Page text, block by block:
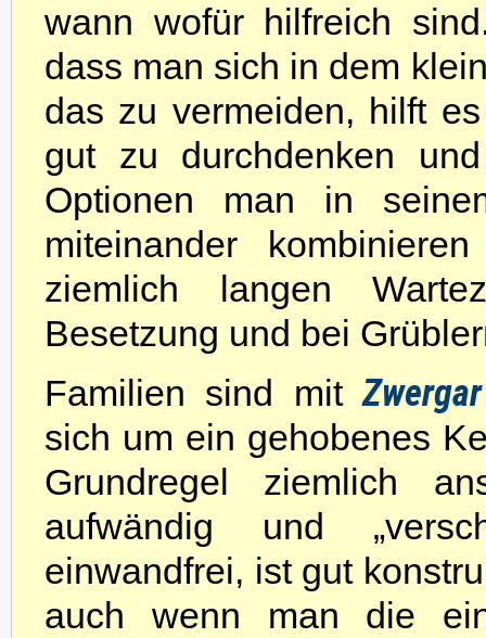
wann wofür hilfreich
dass man sich in dem
das zu vermeiden, hilft
gut zu durchdenken
Optionen man in
miteinander
ziemlich langen
Besetzung und bei
Familien sind mitZwergar
sich um ein gehobenes
Grundregel ziemlich
aufwändig und
einwandfrei, ist gut
auch wenn man die